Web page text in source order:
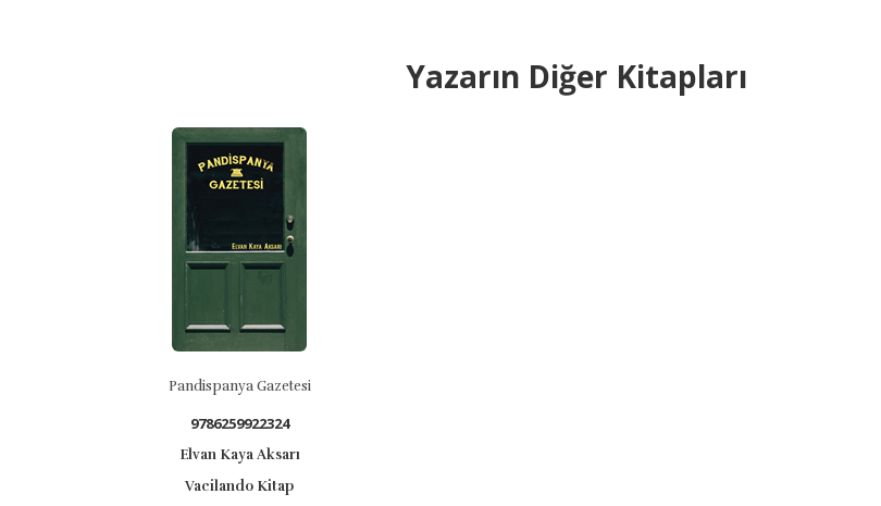
Yazarın Diğer Kitapları
Pandispanya Gazetesi
9786259922324
Elvan Kaya Aksarı
Vacilando Kitap